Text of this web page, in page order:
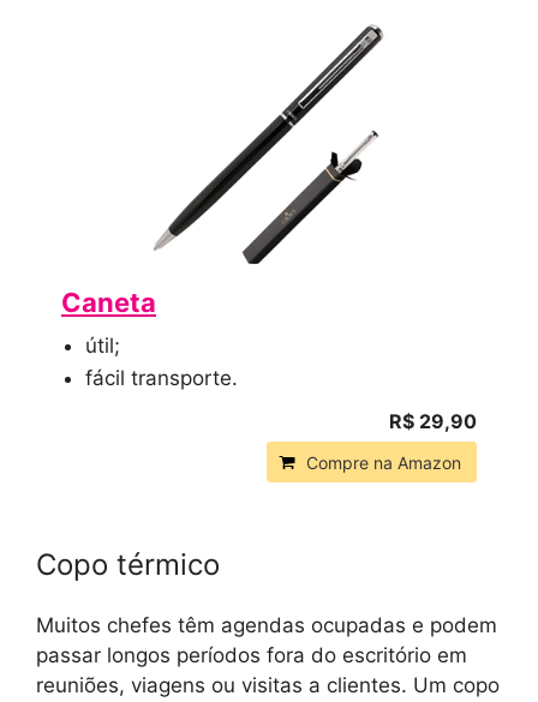
Caneta
útil;
fácil transporte.
R$ 29,90
Compre na Amazon
Copo térmico
Muitos chefes têm agendas ocupadas e podem
passar longos períodos fora do escritório em
reuniões, viagens ou visitas a clientes. Um copo